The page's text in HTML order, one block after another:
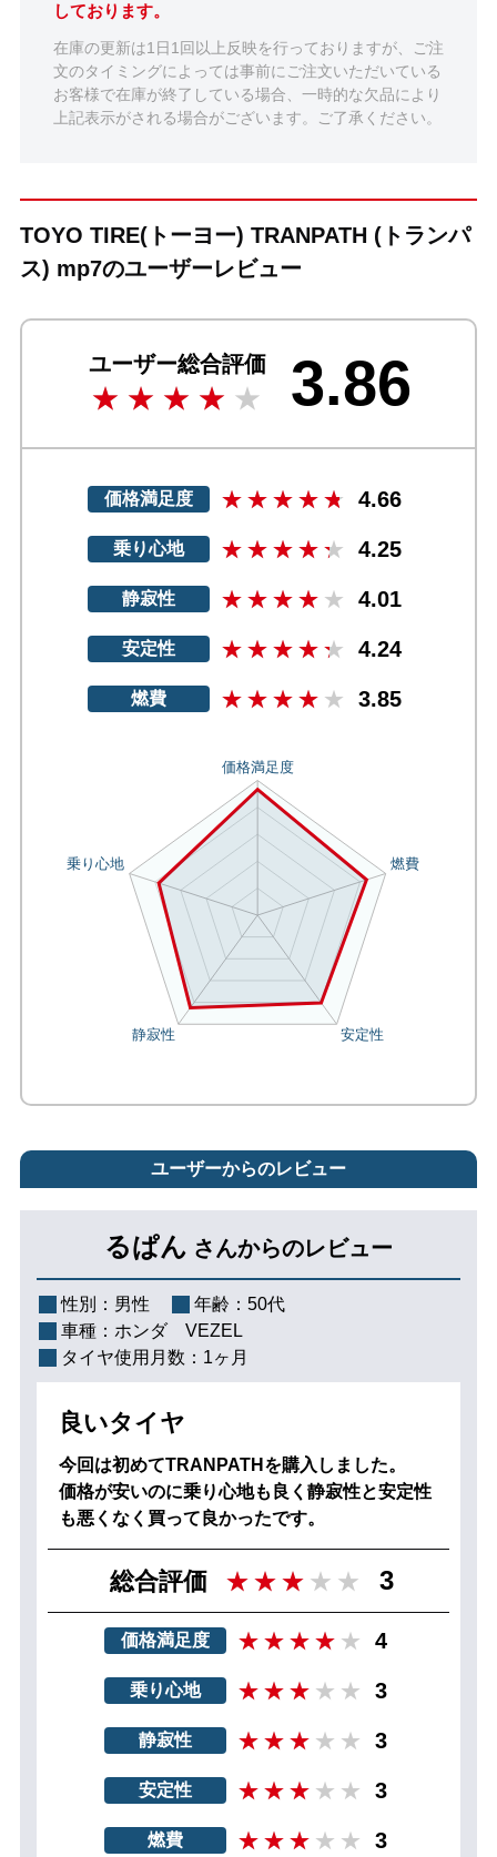
しております。
在庫の更新は1日1回以上反映を行っておりますが、ご注
文のタイミングによっては事前にご注文いただいている
お客様で在庫が終了している場合、一時的な欠品により
上記表示がされる場合がございます。ご了承ください。
TOYO TIRE(トーヨー) TRANPATH (トランパ
ス) mp7のユーザーレビュー
ユーザー総合評価 3.86
価格満足度 4.66
乗り心地 4.25
静寂性 4.01
安定性 4.24
燃費 3.85
ユーザーからのレビュー
るぱん さんからのレビュー
性別： 男性 年齢： 50代
車種： ホンダ VEZEL
タイヤ使用月数： 1ヶ月
良いタイヤ
今回は初めてTRANPATHを購入しました。
価格が安いのに乗り心地も良く静寂性と安定性
も悪くなく買って良かったです。
総合評価 3
価格満足度 4
乗り心地 3
静寂性 3
安定性 3
燃費 3